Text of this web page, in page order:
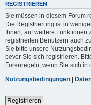
REGISTRIEREN
Sie müssen in diesem Forum
Die Registrierung ist in
Ihnen, auf weitere Funktionen
registrierten Benutzern auch
Sie bitte unsere
bevor Sie sich registrieren.
Forenregeln, wenn Sie sich in
Nutzungsbedingungen |
Registrieren